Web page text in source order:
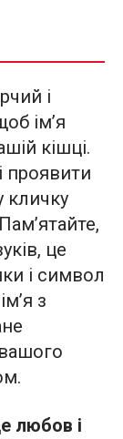
і
ім’я
кішці.
проявити
кличку
це
і символ
з
любов і